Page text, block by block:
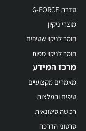
סדרת G-FORCE
מוצרי ניקיון
חומר לניקוי שטיחים
חומר לניקוי ספות
מרכז המידע
מאמרים מקצועיים
טיפים והמלצות
רכישה סיטונאית
סרטוני הדרכה